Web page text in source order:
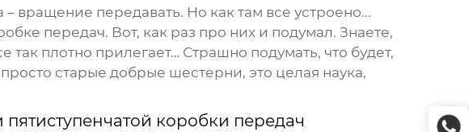
вращение передавать. Но как там все устроено...
передач. Вот, как раз про них и подумал. Знаете,
плотно прилегает… Страшно подумать, что будет,
старые добрые шестерни, это целая наука,
пятиступенчатой коробки передач